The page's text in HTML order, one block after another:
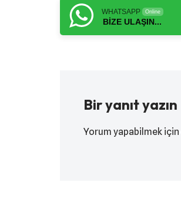
WHATSAPP Online
BİZE ULAŞIN...
Bir yanıt yazın
Yorum yapabilmek için